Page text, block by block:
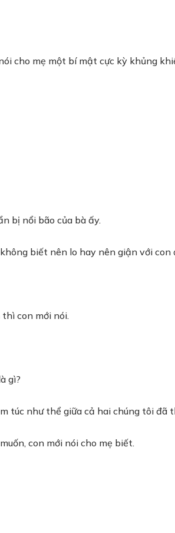
cho mẹ một bí mật cực kỳ khủng
bị nổi bão của bà ấy.
biết nên lo hay nên giận với con
thì con mới nói.
gì?
túc như thể giữa cả hai chúng tôi đã
con mới nói cho mẹ biết.